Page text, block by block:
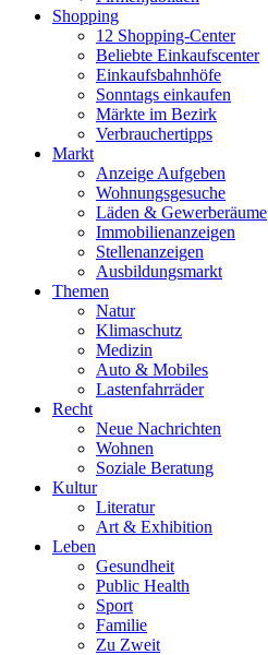
Shopping
12 Shopping-Center
Beliebte Einkaufscenter
Einkaufsbahnhöfe
Sonntags einkaufen
Märkte im Bezirk
Verbrauchertipps
Markt
Anzeige Aufgeben
Wohnungsgesuche
Läden & Gewerberäume
Immobilienanzeigen
Stellenanzeigen
Ausbildungsmarkt
Themen
Natur
Klimaschutz
Medizin
Auto & Mobiles
Lastenfahrräder
Recht
Neue Nachrichten
Wohnen
Soziale Beratung
Kultur
Literatur
Art & Exhibition
Leben
Gesundheit
Public Health
Sport
Familie
Zu Zweit